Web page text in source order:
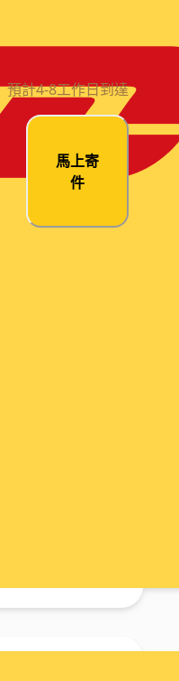
預計4-8工作日到達
馬上寄
件